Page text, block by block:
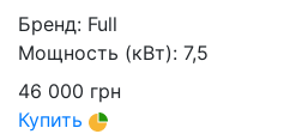
Бренд: Full
Мощность (кВт): 7,5
46 000 грн
Купить